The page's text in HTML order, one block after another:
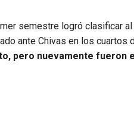
semestre logró clasificar
ante Chivas en los cuartos
pero nuevamente fueron